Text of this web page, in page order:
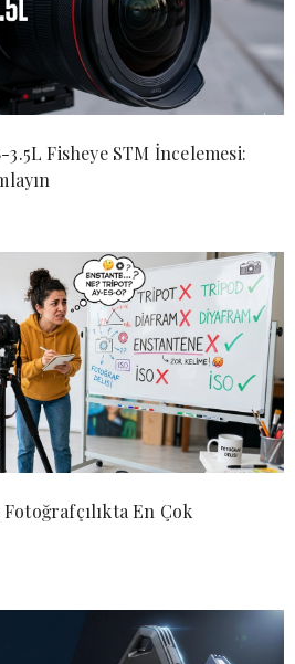
Fisheye STM İncelemesi:
En Çok